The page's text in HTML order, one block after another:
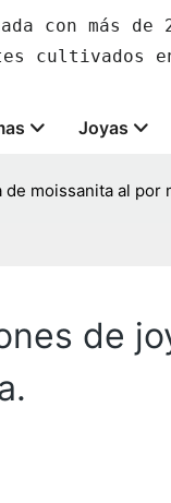
con más de
cultivados
Joyas
moissanita al
de